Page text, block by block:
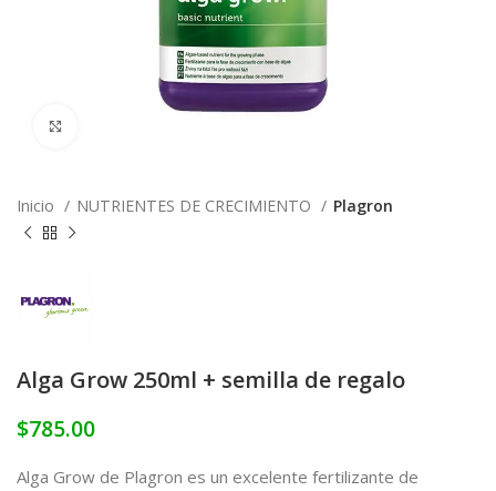
Inicio NUTRIENTES DE CRECIMIENTO Plagron
Alga Grow 250ml + semilla de regalo
$785.00
Alga Grow de Plagron es un excelente fertilizante de